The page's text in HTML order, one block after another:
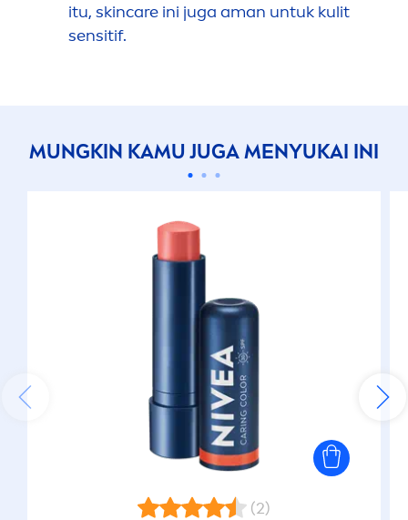
itu, skincare ini juga aman untuk kulit
sensitif.
MUNGKIN KAMU JUGAMENYUKAI INI
(2)